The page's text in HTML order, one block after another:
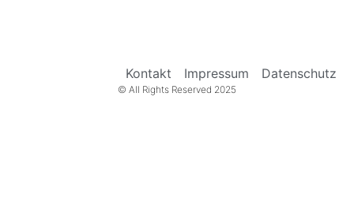
Kontakt Impressum Datenschutz
© All Rights Reserved 2025